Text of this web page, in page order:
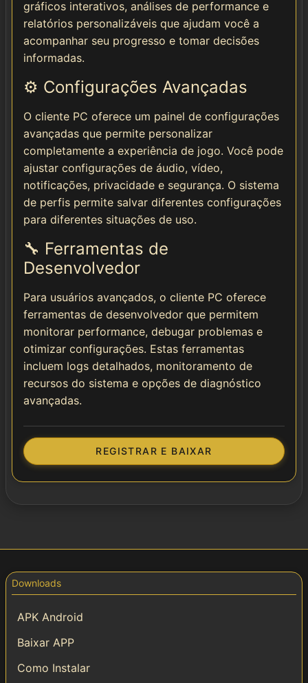
gráficos interativos, análises de performance e
relatórios personalizáveis que ajudam você a
acompanhar seu progresso e tomar decisões
informadas.
⚙️ Configurações Avançadas
O cliente PC oferece um painel de configurações
avançadas que permite personalizar
completamente a experiência de jogo. Você pode
ajustar configurações de áudio, vídeo,
notificações, privacidade e segurança. O sistema
de perfis permite salvar diferentes configurações
para diferentes situações de uso.
🔧 Ferramentas de
Desenvolvedor
Para usuários avançados, o cliente PC oferece
ferramentas de desenvolvedor que permitem
monitorar performance, debugar problemas e
otimizar configurações. Estas ferramentas
incluem logs detalhados, monitoramento de
recursos do sistema e opções de diagnóstico
avançadas.
REGISTRAR E BAIXAR
Downloads
APK Android
Baixar APP
Como Instalar